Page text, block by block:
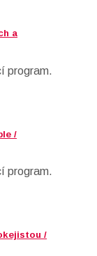
a
program.
/
program.
/